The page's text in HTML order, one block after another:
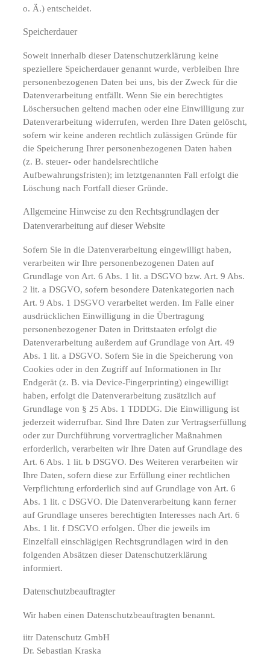
o. Ä.) entscheidet.
Speicherdauer
Soweit innerhalb dieser Datenschutzerklärung keine
speziellere Speicherdauer genannt wurde, verbleiben Ihre
personenbezogenen Daten bei uns, bis der Zweck für die
Datenverarbeitung entfällt. Wenn Sie ein berechtigtes
Löschersuchen geltend machen oder eine Einwilligung zur
Datenverarbeitung widerrufen, werden Ihre Daten gelöscht,
sofern wir keine anderen rechtlich zulässigen Gründe für
die Speicherung Ihrer personenbezogenen Daten haben
(z. B. steuer- oder handelsrechtliche
Aufbewahrungsfristen); im letztgenannten Fall erfolgt die
Löschung nach Fortfall dieser Gründe.
Allgemeine Hinweise zu den Rechtsgrundlagen der
Datenverarbeitung auf dieser Website
Sofern Sie in die Datenverarbeitung eingewilligt haben,
verarbeiten wir Ihre personenbezogenen Daten auf
Grundlage von Art. 6 Abs. 1 lit. a DSGVO bzw. Art. 9 Abs.
2 lit. a DSGVO, sofern besondere Datenkategorien nach
Art. 9 Abs. 1 DSGVO verarbeitet werden. Im Falle einer
ausdrücklichen Einwilligung in die Übertragung
personenbezogener Daten in Drittstaaten erfolgt die
Datenverarbeitung außerdem auf Grundlage von Art. 49
Abs. 1 lit. a DSGVO. Sofern Sie in die Speicherung von
Cookies oder in den Zugriff auf Informationen in Ihr
Endgerät (z. B. via Device-Fingerprinting) eingewilligt
haben, erfolgt die Datenverarbeitung zusätzlich auf
Grundlage von § 25 Abs. 1 TDDDG. Die Einwilligung ist
jederzeit widerrufbar. Sind Ihre Daten zur Vertragserfüllung
oder zur Durchführung vorvertraglicher Maßnahmen
erforderlich, verarbeiten wir Ihre Daten auf Grundlage des
Art. 6 Abs. 1 lit. b DSGVO. Des Weiteren verarbeiten wir
Ihre Daten, sofern diese zur Erfüllung einer rechtlichen
Verpflichtung erforderlich sind auf Grundlage von Art. 6
Abs. 1 lit. c DSGVO. Die Datenverarbeitung kann ferner
auf Grundlage unseres berechtigten Interesses nach Art. 6
Abs. 1 lit. f DSGVO erfolgen. Über die jeweils im
Einzelfall einschlägigen Rechtsgrundlagen wird in den
folgenden Absätzen dieser Datenschutzerklärung
informiert.
Datenschutz­beauftragter
Wir haben einen Datenschutzbeauftragten benannt.
iitr Datenschutz GmbH
Dr. Sebastian Kraska